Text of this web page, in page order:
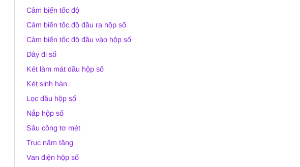
Cảm biến tốc độ
Cảm biến tốc độ đầu ra hộp số
Cảm biến tốc độ đầu vào hộp số
Dây đi số
Két làm mát dầu hộp số
Két sinh hàn
Lọc dầu hộp số
Nắp hộp số
Sâu công tơ mét
Trục năm tầng
Van điện hộp số